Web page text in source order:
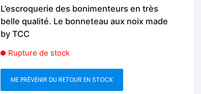
Fleurs C.Up
Magie Numérique
Cordes
Grandes illusions
Livres de tours de Pièces
Livres sur la Magie
impromptue
Les Produits Flash Feu
L’escroquerie des bonimenteurs en très
belle qualité. Le bonneteau aux noix made
by TCC
Rupture de stock
ME PRÉVENIR DU RETOUR EN STOCK